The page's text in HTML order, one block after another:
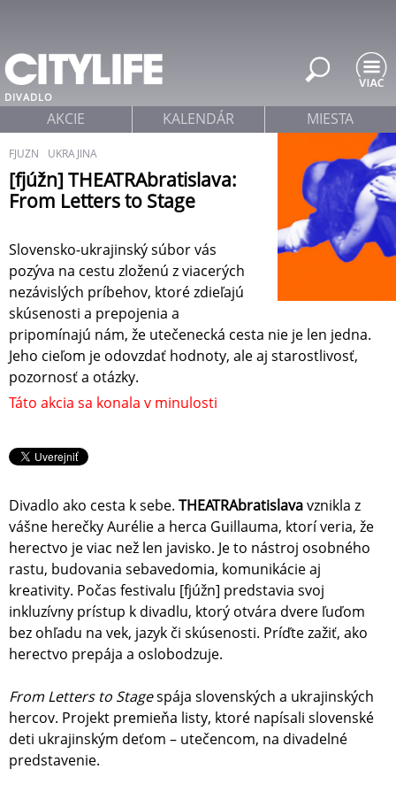
DIVADLO
FJUZN UKRAJINA
[fjúžn] THEATRAbratislava:
From Letters to Stage
Slovensko-ukrajinský súbor vás
pozýva na cestu zloženú z viacerých
nezávislých príbehov, ktoré zdieľajú
skúsenosti a prepojenia a
pripomínajú nám, že utečenecká cesta nie je len jedna.
Jeho cieľom je odovzdať hodnoty, ale aj starostlivosť,
pozornosť a otázky.
Táto akcia sa konala v minulosti
Divadlo ako cesta k sebe. THEATRAbratislavavznikla z
vášne herečky Aurélie a herca Guillauma, ktorí veria, že
herectvo je viac než len javisko. Je to nástroj osobného
rastu, budovania sebavedomia, komunikácie aj
kreativity. Počas festivalu [fjúžn] predstavia svoj
inkluzívny prístup k divadlu, ktorý otvára dvere ľuďom
bez ohľadu na vek, jazyk či skúsenosti. Príďte zažiť, ako
herectvo prepája a oslobodzuje.
From Letters to Stagespája slovenských a ukrajinských
hercov. Projekt premieňa listy, ktoré napísali slovenské
deti ukrajinským deťom – utečencom, na divadelné
predstavenie.
AKCIE KALENDÁR MIESTA